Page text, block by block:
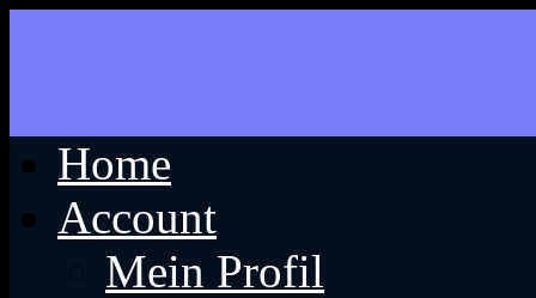
Home
Account
Mein Profil